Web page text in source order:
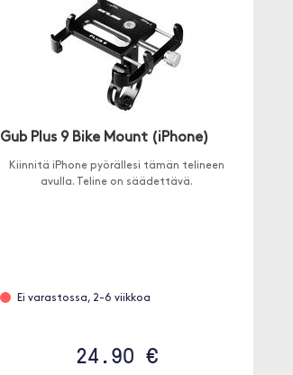
Gub Plus 9 Bike Mount (iPhone)
Kiinnitä iPhone pyörällesi tämän telineen
avulla. Teline on säädettävä.
Ei varastossa, 2-6 viikkoa
24.90 €